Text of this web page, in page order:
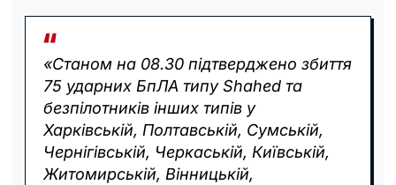
«Станом на 08.30 підтверджено збиття
75 ударних БпЛА типу Shahed та
безпілотників інших типів у
Харківській, Полтавській, Сумській,
Чернігівській, Черкаській, Київській,
Житомирській, Вінницькій,